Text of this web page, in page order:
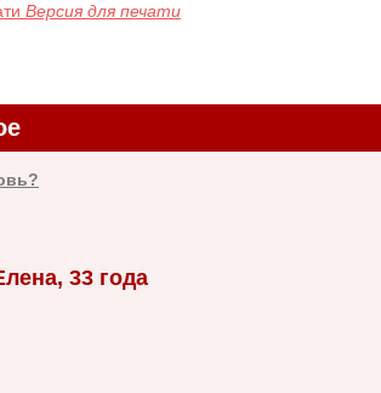
Версия для печати
33 года